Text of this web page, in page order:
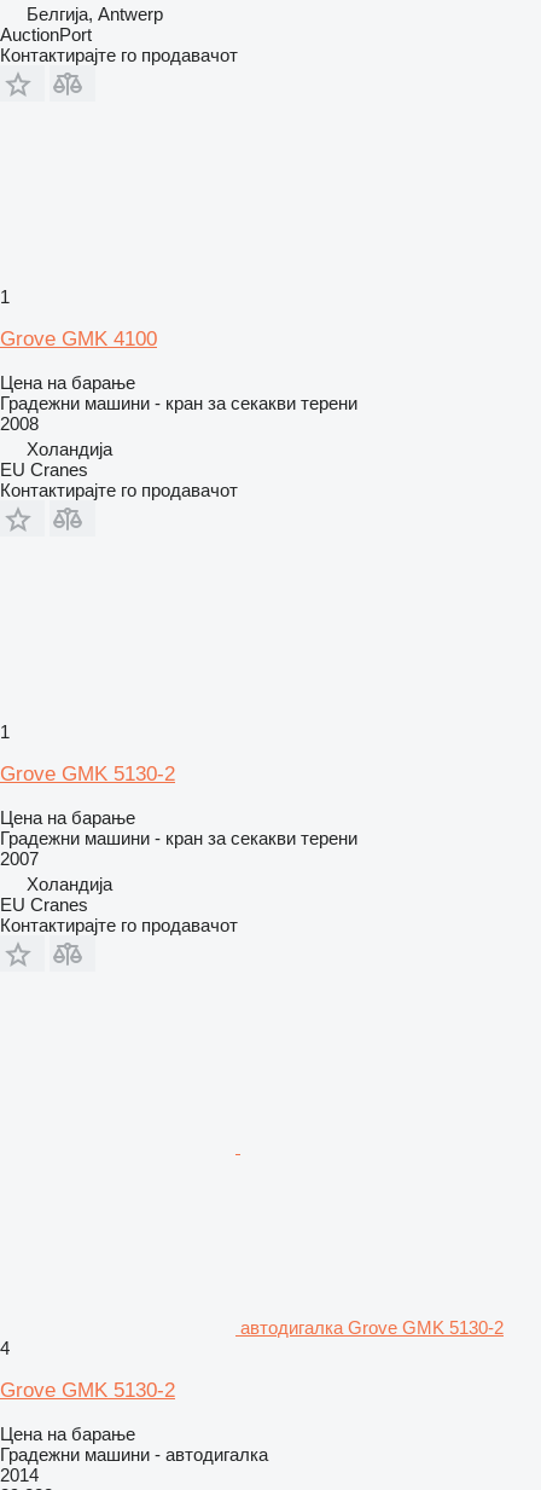
Белгија, Antwerp
AuctionPort
Контактирајте го продавачот
1
Grove GMK 4100
Цена на барање
Градежни машини - кран за секакви терени
2008
Холандија
EU Cranes
Контактирајте го продавачот
1
Grove GMK 5130-2
Цена на барање
Градежни машини - кран за секакви терени
2007
Холандија
EU Cranes
Контактирајте го продавачот
автодигалка Grove GMK 5130-2
4
Grove GMK 5130-2
Цена на барање
Градежни машини - автодигалка
2014